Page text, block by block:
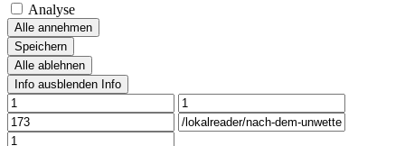
Analyse
Alle annehmen
Speichern
Alle ablehnen
Info ausblenden Info